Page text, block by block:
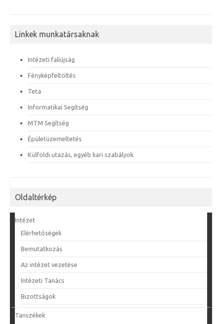
Linkek munkatársaknak
Intézeti faliújság
Fényképfeltöltés
Teta
Informatikai Segítség
MTM Segítség
Épületüzemeltetés
Külföldi utazás, egyéb kari szabályok
Oldaltérkép
Intézet
Elérhetőségek
Bemutatkozás
Az intézet vezetése
Intézeti Tanács
Bizottságok
Tanszékek